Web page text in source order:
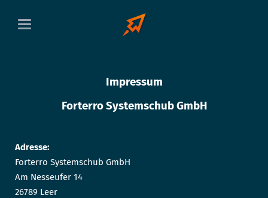
Impressum
Forterro Systemschub GmbH
Adresse:
Forterro Systemschub GmbH
Am Nesseufer 14
26789 Leer